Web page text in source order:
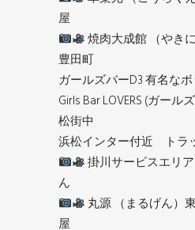
屋
焼肉大成館 （やき
豊田町
ガールズバーD3 有名な
Girls Bar LOVERS (ガール
松街中
浜松インター付近 トラ
掛川サービスエリ
ん
丸源 （まるげん）
屋